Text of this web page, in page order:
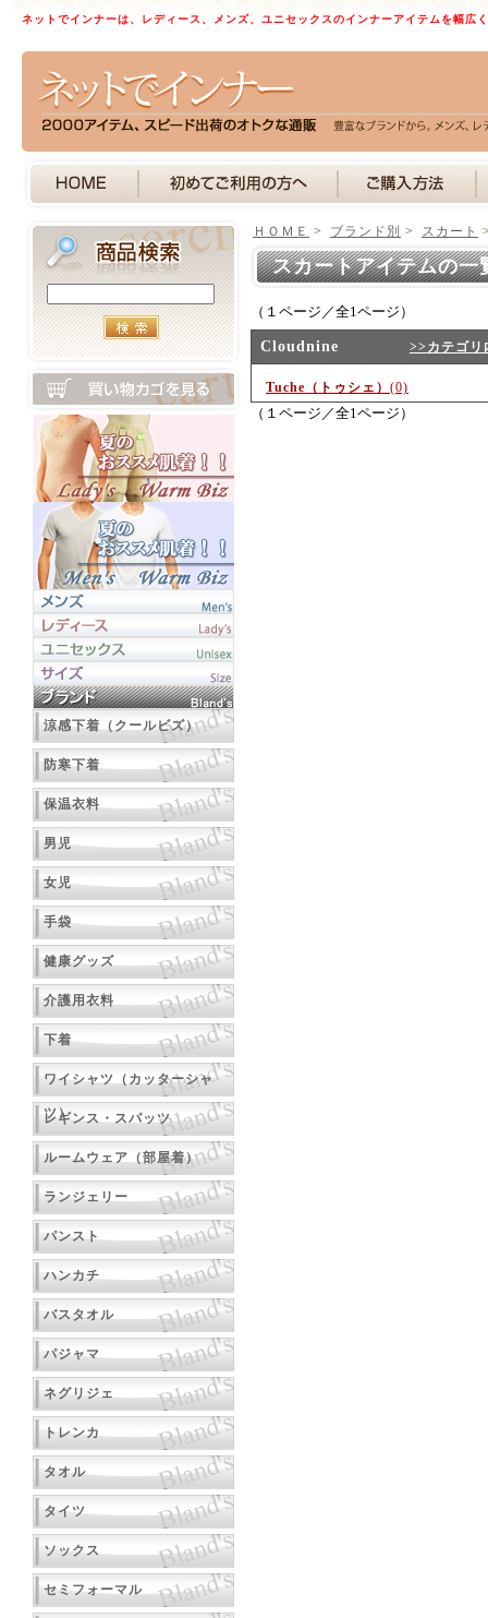
ネットでインナーは、レディース、メンズ、ユニセックスのインナーアイテムを幅広
涼感下着（クールビズ）
防寒下着
保温衣料
男児
女児
手袋
健康グッズ
介護用衣料
下着
ワイシャツ（カッターシャ
ツ）
レギンス・スパッツ
ルームウェア（部屋着）
ランジェリー
パンスト
ハンカチ
バスタオル
パジャマ
ネグリジェ
トレンカ
タオル
タイツ
ソックス
セミフォーマル
ＨＯＭＥ > ブランド別 > スカート
スカートアイテムの
（１ページ／全1ページ）
Cloudnine >>カテゴリ
Tuche（トゥシェ） (0)
（１ページ／全1ページ）